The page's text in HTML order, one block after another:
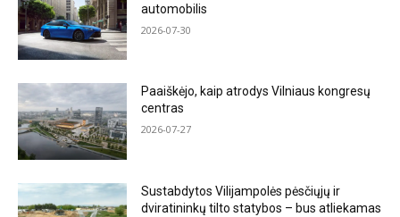
automobilis
2026-07-30
Paaiškėjo, kaip atrodys Vilniaus kongresų
centras
2026-07-27
Sustabdytos Vilijampolės pėsčiųjų ir
dviratininkų tilto statybos – bus atliekamas